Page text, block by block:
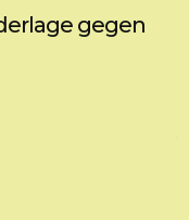
gegen